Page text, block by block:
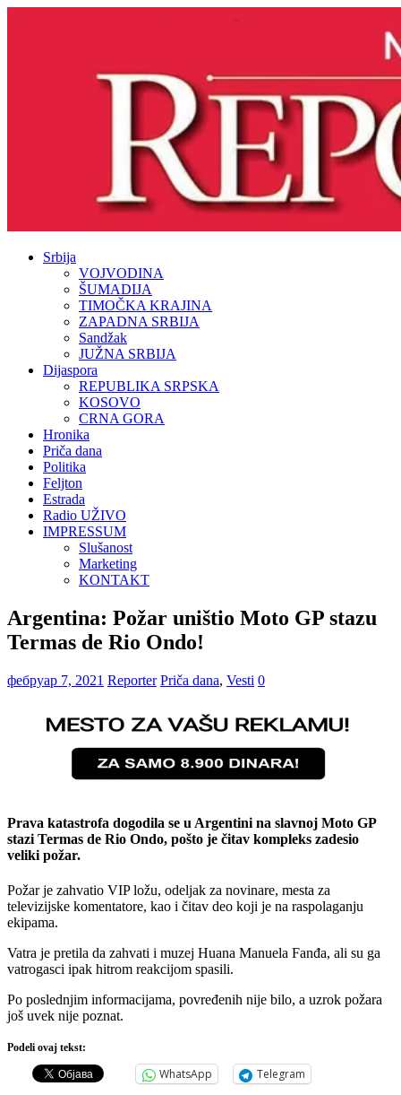
Srbija
VOJVODINA
ŠUMADIJA
TIMOČKA KRAJINA
ZAPADNA SRBIJA
Sandžak
JUŽNA SRBIJA
Dijaspora
REPUBLIKA SRPSKA
KOSOVO
CRNA GORA
Hronika
Priča dana
Politika
Feljton
Estrada
Radio UŽIVO
IMPRESSUM
Slušanost
Marketing
KONTAKT
Argentina: Požar uništio Moto GP stazu
Termas de Rio Ondo!
фебруар 7, 2021 Reporter Priča dana, Vesti 0
Prava katastrofa dogodila se u Argentini na slavnoj Moto GP
stazi Termas de Rio Ondo, pošto je čitav kompleks zadesio
veliki požar.
Požar je zahvatio VIP ložu, odeljak za novinare, mesta za
televizijske komentatore, kao i čitav deo koji je na raspolaganju
ekipama.
Vatra je pretila da zahvati i muzej Huana Manuela Fanđa, ali su ga
vatrogasci ipak hitrom reakcijom spasili.
Po poslednjim informacijama, povređenih nije bilo, a uzrok požara
još uvek nije poznat.
Podeli ovaj tekst:
WhatsApp Telegram